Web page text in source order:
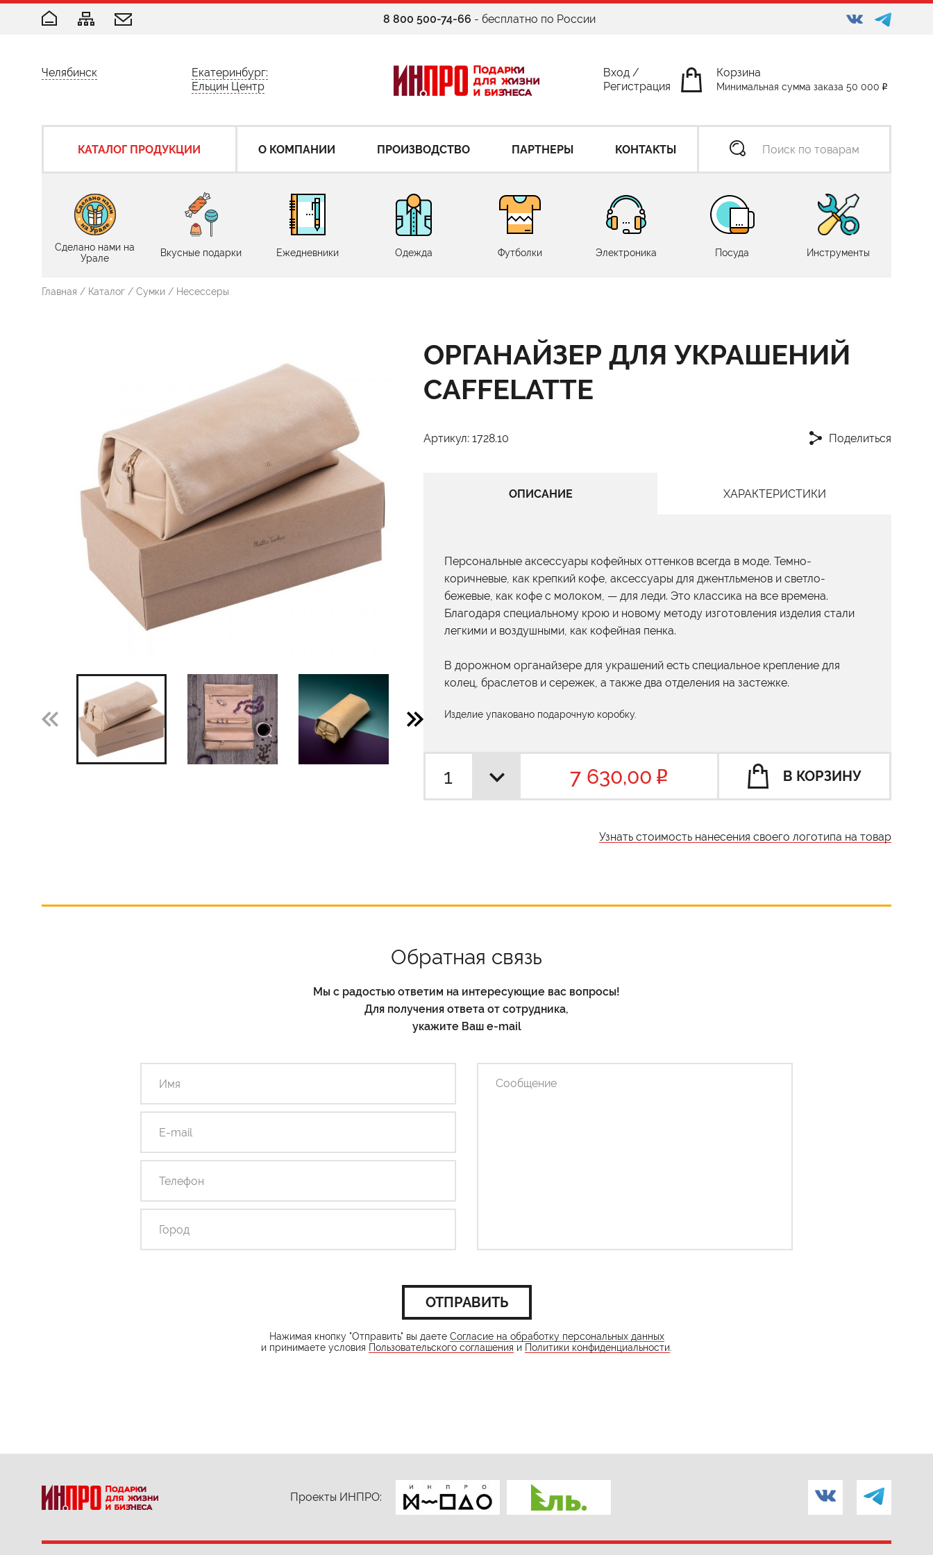
8 800 500-74-66 - бесплатно по России
Челябинск
Екатеринбург:
Ельцин Центр
Вход /
Регистрация
Корзина
Минимальная сумма заказа 50 000
КАТАЛОГ ПРОДУКЦИИ О КОМПАНИИ ПРОИЗВОДСТВО ПАРТНЕРЫ КОНТАКТЫ
Сделано нами на
Урале
Вкусные подарки Ежедневники Одежда Футболки Электроника Посуда Инструменты
Главная / Каталог / Сумки / Несессеры
ОРГАНАЙЗЕР ДЛЯ УКРАШЕНИЙ
CAFFELATTE
Артикул: 1728.10 Поделиться
ОПИСАНИЕ ХАРАКТЕРИСТИКИ
Персональные аксессуары кофейных оттенков всегда в моде. Темно-
коричневые, как крепкий кофе, аксессуары для джентльменов и светло-
бежевые, как кофе с молоком, — для леди. Это классика на все времена.
Благодаря специальному крою и новому методу изготовления изделия стали
легкими и воздушными, как кофейная пенка.
В дорожном органайзере для украшений есть специальное крепление для
колец, браслетов и сережек, а также два отделения на застежке.
Изделие упаковано подарочную коробку.
7 630,00 В КОРЗИНУ
Узнать стоимость нанесения своего логотипа на товар
Обратная связь
Мы с радостью ответим на интересующие вас вопросы!
Для получения ответа от сотрудника,
укажите Ваш e-mail
ОТПРАВИТЬ
Нажимая кнопку "Отправить" вы даете Согласие на обработку персональных данных
и принимаете условия Пользовательского соглашения и Политики конфиденциальности
Проекты ИНПРО: